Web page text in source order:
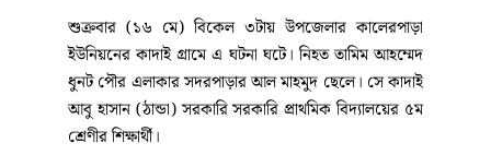
শুক্রবার (১৬ মে) বিকেল ৩টায় উপজেলার কালেরপাড়া
ইউনিয়নের কাদাই গ্রামে এ ঘটনা ঘটে। নিহত তামিম আহম্মেদ
ধুনট পৌর এলাকার সদরপাড়ার আল মাহমুদ ছেলে। সে কাদাই
আবু হাসান (ঠান্ডা) সরকারি সরকারি প্রাথমিক বিদ্যালয়ের ৫ম
শ্রেণীর শিক্ষার্থী।